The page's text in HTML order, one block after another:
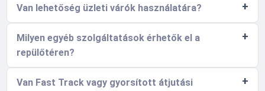
Van lehetőség üzleti várók használatára?
Milyen egyéb szolgáltatások érhetők el a
repülőtéren?
Van Fast Track vagy gyorsított átjutási